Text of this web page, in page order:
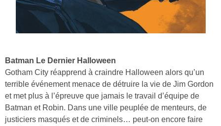
Batman Le Dernier Halloween
Gotham City réapprend à craindre Halloween alors qu’un
terrible événement menace de détruire la vie de Jim Gordon
et met plus à l’épreuve que jamais le travail d’équipe de
Batman et Robin. Dans une ville peuplée de menteurs, de
justiciers masqués et de criminels… peut-on encore faire